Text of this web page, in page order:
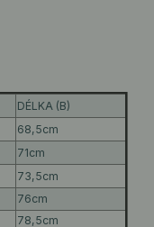
DÉLKA (B)
68,5cm
71cm
73,5cm
76cm
78,5cm